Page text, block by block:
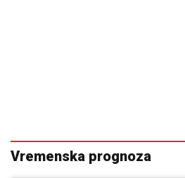
Vremenska prognoza